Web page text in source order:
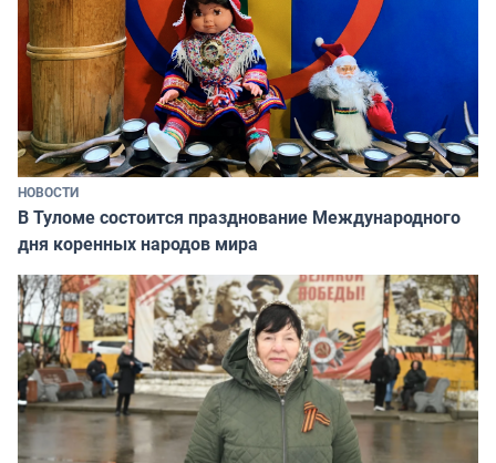
НОВОСТИ
В Туломе состоится празднование Международного
дня коренных народов мира